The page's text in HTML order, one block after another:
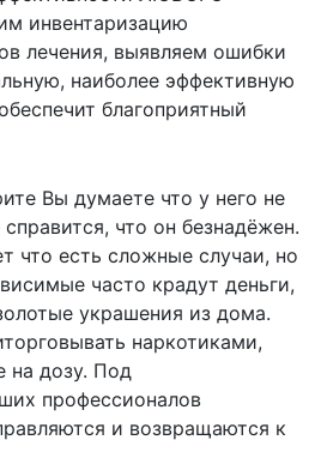
инвентаризацию
лечения, выявляем ошибки
наиболее эффективную
благоприятный
Вы думаете что у него не
что он безнадёжен.
что есть сложные случаи, но
часто крадут деньги,
украшения из дома.
наркотиками,
на дозу. Под
профессионалов
и возвращаются к